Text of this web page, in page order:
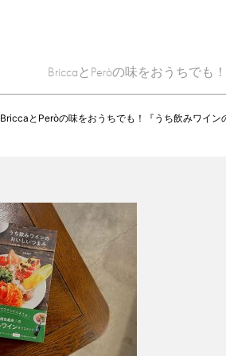
BriccaとPeròの味をおうちで
BriccaとPeròの味をおうちでも！『うち飲みワイン